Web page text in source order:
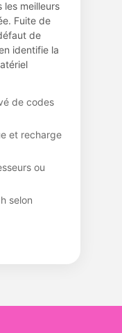
les meilleurs
Fuite de
de
identifie la
de codes
et recharge
ou
selon